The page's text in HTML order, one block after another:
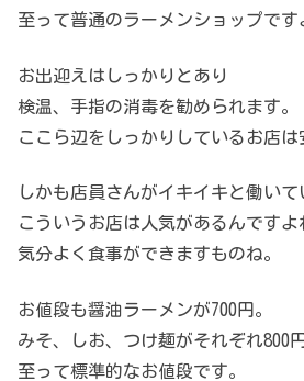
至って普通のラーメンショップです
お出迎えはしっかりとあり
検温、手指の消毒を勧められます。
ここら辺をしっかりしているお店は
しかも店員さんがイキイキと働いて
こういうお店は人気があるんですよ
気分よく食事ができますものね。
お値段も醤油ラーメンが700円。
みそ、しお、つけ麺がそれぞれ800円
至って標準的なお値段です。